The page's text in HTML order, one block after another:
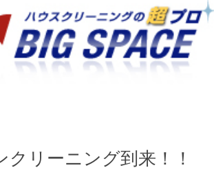
クリーニング到来！！